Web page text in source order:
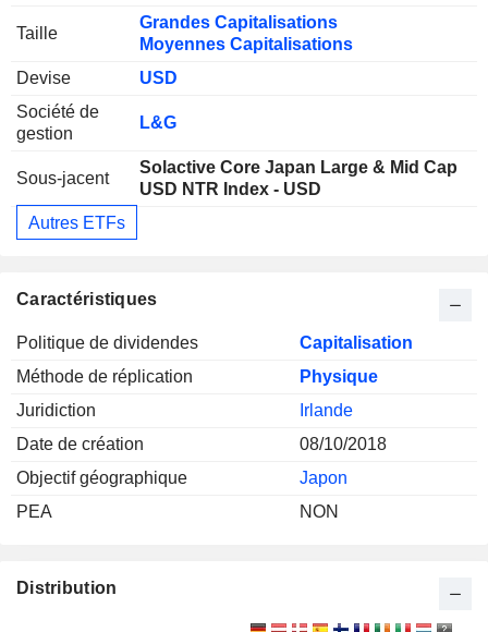
Taille
Grandes Capitalisations
Moyennes Capitalisations
Devise
USD
Société de
gestion
L&G
Sous-jacent
Solactive Core Japan Large & Mid Cap
USD NTR Index - USD
Autres ETFs
Caractéristiques
Politique de dividendes
Capitalisation
Méthode de réplication
Physique
Juridiction
Irlande
Date de création
08/10/2018
Objectif géographique
Japon
PEA
NON
Distribution